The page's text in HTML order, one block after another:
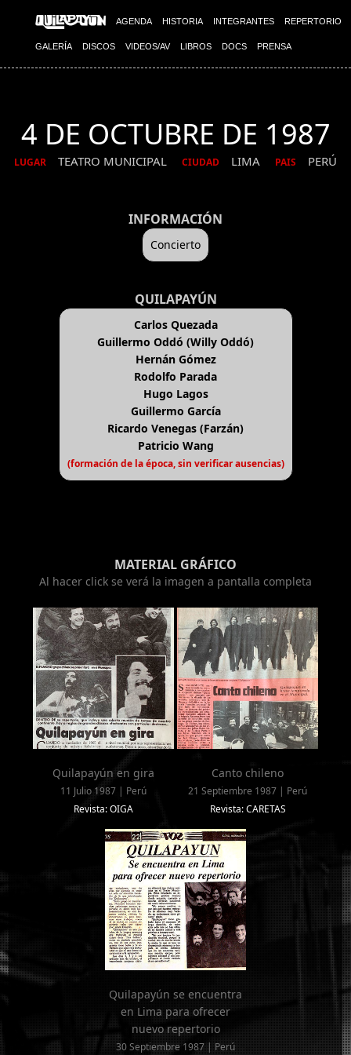
AGENDA HISTORIA INTEGRANTES REPERTORIO
GALERÍA DISCOS VIDEOS/AV LIBROS DOCS PRENSA
4 DE OCTUBRE DE 1987
LUGAR TEATRO MUNICIPAL CIUDAD LIMA PAIS PERÚ
INFORMACIÓN
Concierto
QUILAPAYÚN
Carlos Quezada
Guillermo Oddó (Willy Oddó)
Hernán Gómez
Rodolfo Parada
Hugo Lagos
Guillermo García
Ricardo Venegas (Farzán)
Patricio Wang
(formación de la época, sin verificar ausencias)
MATERIAL GRÁFICO
Al hacer click se verá la imagen a pantalla completa
Quilapayún en gira
11 Julio 1987 | Perú
Revista: OIGA
Canto chileno
21 Septiembre 1987 | Perú
Revista: CARETAS
Quilapayún se encuentra
en Lima para ofrecer
nuevo repertorio
30 Septiembre 1987 | Perú